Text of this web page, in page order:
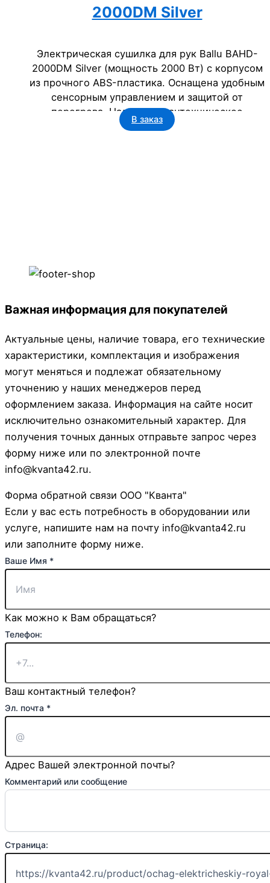
2000DM Silver
Электрическая сушилка для рук Ballu BAHD-
2000DM Silver (мощность 2000 Вт) с корпусом
из прочного ABS-пластика. Оснащена удобным
сенсорным управлением и защитой от
перегрева. Надежное сантехническое
оборудование для бизнеса: офисов, гостиниц,
В заказ
Важная информация для покупателей
Актуальные цены, наличие товара, его технические
характеристики, комплектация и изображения
могут меняться и подлежат обязательному
уточнению у наших менеджеров перед
оформлением заказа. Информация на сайте носит
исключительно ознакомительный характер. Для
получения точных данных отправьте запрос через
форму ниже или по электронной почте
info@kvanta42.ru.
Форма обратной связи ООО "Кванта"
Если у вас есть потребность в оборудовании или
услуге, напишите нам на почту info@kvanta42.ru
или заполните форму ниже.
Ваше Имя *
Как можно к Вам обращаться?
Телефон:
Ваш контактный телефон?
Ваше
Чекбокс
Эл. почта *
Адрес Вашей электронной почты?
Комментарий или сообщение
Страница: